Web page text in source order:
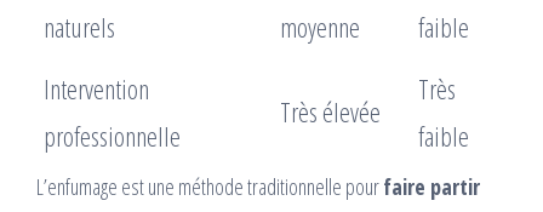
naturels
moyenne
faible
Intervention
professionnelle
Très élevée
Très
faible
L’enfumage est une méthode traditionnelle pourfaire partir